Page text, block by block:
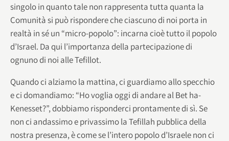
singolo in quanto tale non rappresenta tutta quanta la
Comunità si può rispondere che ciascuno di noi porta in
realtà in sé un “micro-popolo”: incarna cioè tutto il popolo
d’Israel. Da qui l’importanza della partecipazione di
ognuno di noi alle Tefillot.
Quando ci alziamo la mattina, ci guardiamo allo specchio
e ci domandiamo: “Ho voglia oggi di andare al Bet ha-
Kenesset?”, dobbiamo risponderci prontamente di sì. Se
non ci andassimo e privassimo la Tefillah pubblica della
nostra presenza, è come se l’intero popolo d’Israele non ci